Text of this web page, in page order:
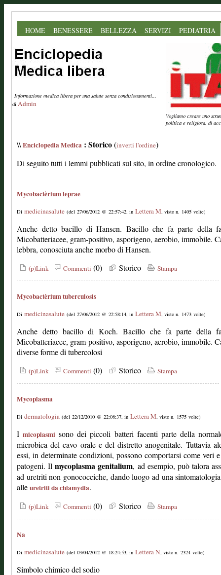
HOME BENESSERE BELLEZZA SERVIZI PEDIATRIA
Informazione medica libera per una salute senza condizionamenti...
di Admin
Vogliamo creare uno
politica e religiosa, di
\\Enciclopedia Medica : Storico(inverti l'ordine)
Di seguito tutti i lemmi pubblicati sul sito, in ordine cronologico.
Mycobactèrium leprae
Di medicinasalute (del 27/06/2012 @ 22:57:42, in Lettera M, visto n. 1405 volte)
Anche detto bacillo di Hansen. Bacillo che fa parte della
Micobatteriacee, gram-positivo, asporigeno, aerobio, immobile.
lebbra, conosciuta anche morbo di Hansen.
(p)Link Commenti (0) Storico Stampa
Mycobactèrium tuberculosis
Di medicinasalute (del 27/06/2012 @ 22:58:14, in Lettera M, visto n. 1473 volte)
Anche detto bacillo di Koch. Bacillo che fa parte della
Micobatteriacee, gram-positivo, asporigeno, aerobio, immobile.
diverse forme di tubercolosi
(p)Link Commenti (0) Storico Stampa
Mycoplasma
Di dermatologia (del 22/12/2010 @ 22:08:37, in Lettera M, visto n. 1575 volte)
Imicoplasmi sono dei piccoli batteri facenti parte della
microbica del cavo orale e del distretto anogenitale. Tuttavia
essi, in determinate condizioni, possono comportarsi come veri
patogeni. Ilmycoplasma genitalium, ad esempio, può talora
ad uretriti non gonococciche, dando luogo ad una
alle uretriti da chlamydia.
(p)Link Commenti (0) Storico Stampa
Na
Di medicinasalute (del 03/04/2012 @ 18:24:53, in Lettera N, visto n. 2324 volte)
Simbolo chimico del sodio